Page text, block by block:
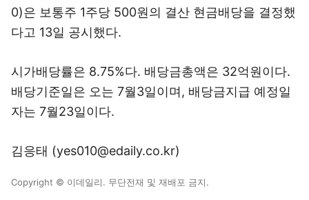
0)은 보통주 1주당 500원의 결산 현금배당을 결정했
다고 13일 공시했다.
시가배당률은 8.75%다. 배당금총액은 32억원이다.
배당기준일은 오는 7월3일이며, 배당금지급 예정일
자는 7월23일이다.
김응태 (yes010@edaily.co.kr)
Copyright © 이데일리. 무단전재 및 재배포 금지.